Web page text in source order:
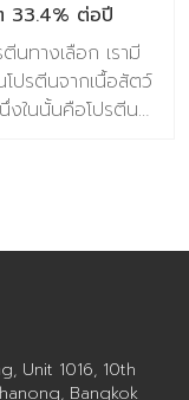
33.4% ต่อปี
ทางเลือก เรามี
ปรตีนจากเนื้อสัตว์
ในนั้นคือโปรตีน
นของสภาพอากาศ
ตุต่างๆ และอีก
มลงคือตลอด
กว่าอุตสาหกรรม
ถนำไปพัฒนาเป็น
Unit 1016, 10th
Bangkok